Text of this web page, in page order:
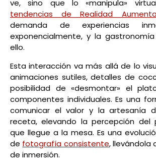
ve, sino que lo «manipula»
tendencias de Realidad
demanda de experiencias
exponencialmente, y la
ello.
Esta interacción va más allá de lo
animaciones sutiles, detalles de
posibilidad de «desmontar» el
componentes individuales. Es una
comunicar el valor y la artesanía
receta, elevando la percepción
que llegue a la mesa. Es una
de fotografía consistente, llevándola
de inmersión.